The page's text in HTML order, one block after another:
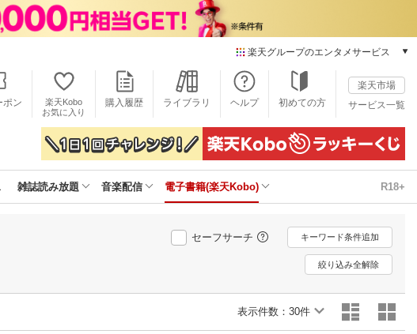
楽天グループのエンタメサービス
本/ゲーム/CD/DVD
楽天ブックス
電子書籍
楽天Kobo
雑誌読み放題
楽天ミュージック
動画配信
楽天TV
動画配信ガイド
Rチャンネル
ポン
楽天Kobo
お気に入り
購入履歴 ライブラリ ヘルプ 初めての方
楽天市場
サービス一覧
雑誌読み放題 音楽配信 電子書籍(楽天Kobo) R18+
セーフサーチ キーワード条件追加
絞り込み全解除
表示件数： 30件